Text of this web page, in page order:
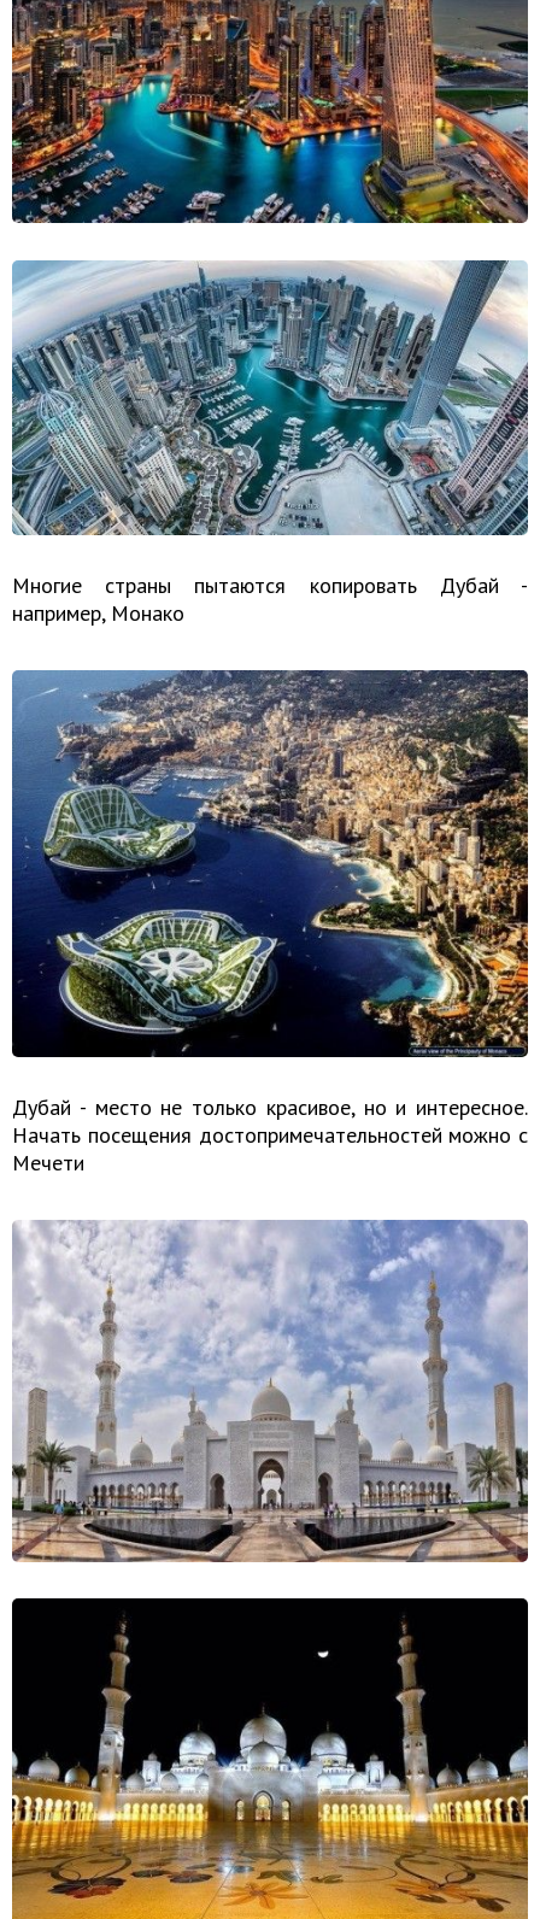
Многие страны пытаются копировать Дубай -
например, Монако
Дубай - место не только красивое, но и интересное.
Начать посещения достопримечательностей можно с
Мечети